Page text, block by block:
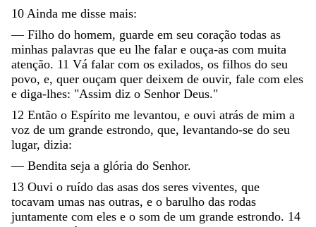
10 Ainda me disse mais:
— Filho do homem, guarde em seu coração todas as
minhas palavras que eu lhe falar e ouça-as com muita
atenção. 11 Vá falar com os exilados, os filhos do seu
povo, e, quer ouçam quer deixem de ouvir, fale com eles
e diga-lhes: "Assim diz o Senhor Deus."
12 Então o Espírito me levantou, e ouvi atrás de mim a
voz de um grande estrondo, que, levantando-se do seu
lugar, dizia:
— Bendita seja a glória do Senhor.
13 Ouvi o ruído das asas dos seres viventes, que
tocavam umas nas outras, e o barulho das rodas
juntamente com eles e o som de um grande estrondo. 14